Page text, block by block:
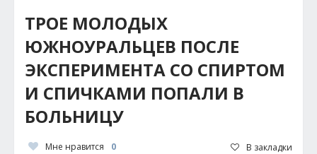
ТРОЕ МОЛОДЫХ
ЮЖНОУРАЛЬЦЕВ ПОСЛЕ
ЭКСПЕРИМЕНТА СО СПИРТОМ
И СПИЧКАМИ ПОПАЛИ В
БОЛЬНИЦУ
Мне нравится 0 В закладки